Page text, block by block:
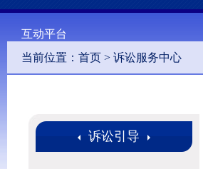
互动平台
当前位置： 首页 > 诉讼服务中心
诉讼引导